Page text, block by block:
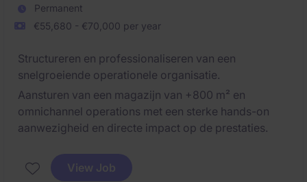
Permanent
€55,680 - €70,000 per year
Structureren en professionaliseren van een
snelgroeiende operationele organisatie.
Aansturen van een magazijn van +800 m² en
omnichannel operations met een sterke hands-on
aanwezigheid en directe impact op de prestaties.
View Job